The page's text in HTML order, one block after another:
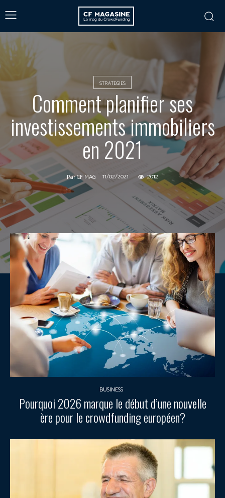
STRATEGIES
Comment planifier ses
investissements immobiliers
en 2021
ParCF MAG 11/02/2021 2012
BUSINESS
Pourquoi 2026 marque le début d’une nouvelle
ère pour le crowdfunding européen?